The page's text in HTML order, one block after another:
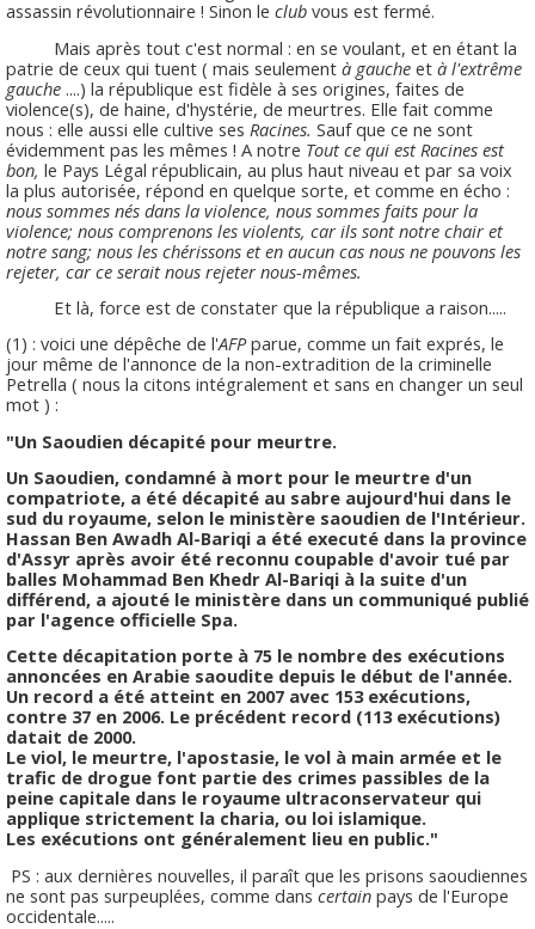
assassin révolutionnaire ! Sinon le club vous est fermé.
Mais après tout c'est normal : en se voulant, et en étant la
patrie de ceux qui tuent ( mais seulement à gauche et à l'extrême
gauche ....) la république est fidèle à ses origines, faites de
violence(s), de haine, d'hystérie, de meurtres. Elle fait comme
nous : elle aussi elle cultive ses Racines. Sauf que ce ne sont
évidemment pas les mêmes ! A notre Tout ce qui est Racines est
bon, le Pays Légal républicain, au plus haut niveau et par sa voix
la plus autorisée, répond en quelque sorte, et comme en écho :
nous sommes nés dans la violence, nous sommes faits pour la
violence; nous comprenons les violents, car ils sont notre chair et
notre sang; nous les chérissons et en aucun cas nous ne pouvons les
rejeter, car ce serait nous rejeter nous-mêmes.
Et là, force est de constater que la république a raison.....
(1) : voici une dépêche de l'AFPparue, comme un fait exprés, le
jour même de l'annonce de la non-extradition de la criminelle
Petrella ( nous la citons intégralement et sans en changer un seul
mot ) :
"Un Saoudien décapité pour meurtre.
Un Saoudien, condamné à mort pour le meurtre d'un
compatriote, a été décapité au sabre aujourd'hui dans le
sud du royaume, selon le ministère saoudien de l'Intérieur.
Hassan Ben Awadh Al-Bariqi a été executé dans la province
d'Assyr après avoir été reconnu coupable d'avoir tué par
balles Mohammad Ben Khedr Al-Bariqi à la suite d'un
différend, a ajouté le ministère dans un communiqué publié
par l'agence officielle Spa.
Cette décapitation porte à 75 le nombre des exécutions
annoncées en Arabie saoudite depuis le début de l'année.
Un record a été atteint en 2007 avec 153 exécutions,
contre 37 en 2006. Le précédent record (113 exécutions)
datait de 2000.
Le viol, le meurtre, l'apostasie, le vol à main armée et le
trafic de drogue font partie des crimes passibles de la
peine capitale dans le royaume ultraconservateur qui
applique strictement la charia, ou loi islamique.
Les exécutions ont généralement lieu en public."
PS : aux dernières nouvelles, il paraît que les prisons saoudiennes
ne sont pas surpeuplées, comme danscertain pays de l'Europe
occidentale.....